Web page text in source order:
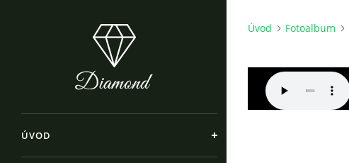
ÚVOD
Úvod Fotoalbum